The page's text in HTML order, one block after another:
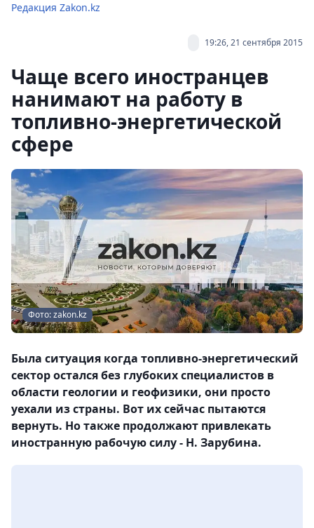
Редакция Zakon.kz
19:26, 21 сентября 2015
Чаще всего иностранцев
нанимают на работу в
топливно-энергетической
сфере
Фото: zakon.kz
Была ситуация когда топливно-энергетический
сектор остался без глубоких специалистов в
области геологии и геофизики, они просто
уехали из страны. Вот их сейчас пытаются
вернуть. Но также продолжают привлекать
иностранную рабочую силу - Н. Зарубина.